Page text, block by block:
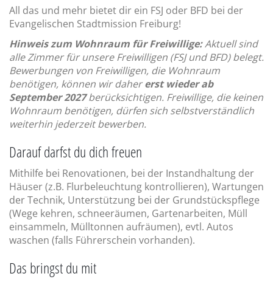
All das und mehr bietet dir ein FSJ oder BFD bei der
Evangelischen Stadtmission Freiburg!
Hinweis zum Wohnraum für Freiwillige:Aktuell sind
alle Zimmer für unsere Freiwilligen (FSJ und BFD) belegt.
Bewerbungen von Freiwilligen, die Wohnraum
benötigen, können wir dahererst wieder ab
September 2027berücksichtigen. Freiwillige, die keinen
Wohnraum benötigen, dürfen sich selbstverständlich
weiterhin jederzeit bewerben.
Darauf darfst du dich freuen
Mithilfe bei Renovationen, bei der Instandhaltung der
Häuser (z.B. Flurbeleuchtung kontrollieren), Wartungen
der Technik, Unterstützung bei der Grundstückspflege
(Wege kehren, schneeräumen, Gartenarbeiten, Müll
einsammeln, Mülltonnen aufräumen), evtl. Autos
waschen (falls Führerschein vorhanden).
Das bringst du mit